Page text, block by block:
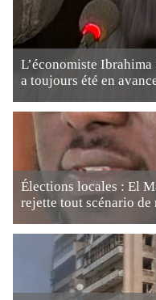
L’économiste
a toujours été en
Élections locales : El
rejette tout scénario de